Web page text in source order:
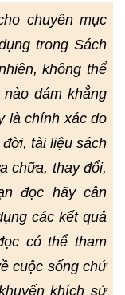
chuyên mục
trong Sách
không thể
dám khẳng
là chính xác do
tài liệu sách
chữa, thay đổi,
đọc hãy cân
các kết quả
có thể tham
cuộc sống chứ
khích sử